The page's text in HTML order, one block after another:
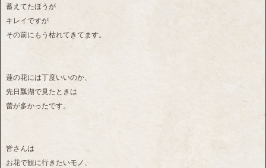
蓄えてたほうが
キレイですが
その前にもう枯れてきてます。
蓮の花には丁度いいのか、
先日瓢湖で見たときは
蕾が多かったです。
皆さんは
お花で観に行きたいモノ、